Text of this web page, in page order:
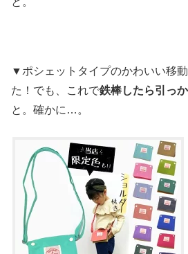
▼ポシェットタイプのかわいい移
た！でも、これで鉄棒したら引っ
と。確かに…。